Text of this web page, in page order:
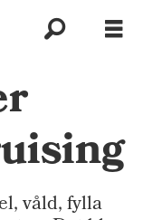
våld, fylla